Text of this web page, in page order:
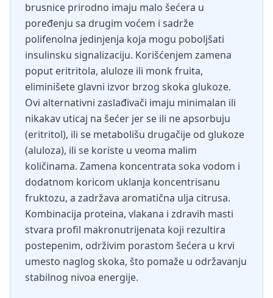
brusnice prirodno imaju malo šećera u
poređenju sa drugim voćem i sadrže
polifenolna jedinjenja koja mogu poboljšati
insulinsku signalizaciju. Korišćenjem zamena
poput eritritola, aluloze ili monk fruita,
eliminišete glavni izvor brzog skoka glukoze.
Ovi alternativni zaslađivači imaju minimalan ili
nikakav uticaj na šećer jer se ili ne apsorbuju
(eritritol), ili se metabolišu drugačije od glukoze
(aluloza), ili se koriste u veoma malim
količinama. Zamena koncentrata soka vodom i
dodatnom koricom uklanja koncentrisanu
fruktozu, a zadržava aromatična ulja citrusa.
Kombinacija proteina, vlakana i zdravih masti
stvara profil makronutrijenata koji rezultira
postepenim, održivim porastom šećera u krvi
umesto naglog skoka, što pomaže u održavanju
stabilnog nivoa energije.